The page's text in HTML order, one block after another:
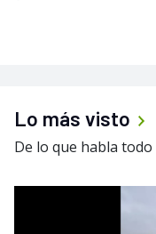
Lo más visto
De lo que habla